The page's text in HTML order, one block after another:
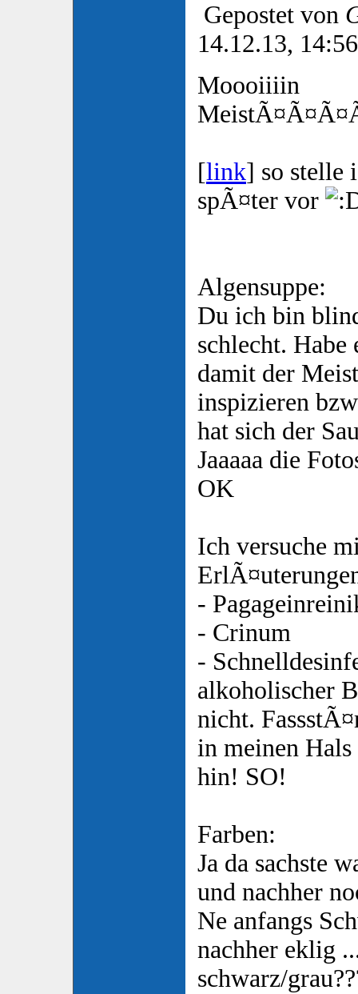
Gepostet von
14.12.13, 14:56
Moooiiiin
[link] so stelle
spÃ¤ter vor
Algensuppe:
Du ich bin
schlecht. Habe
damit der
inspizieren
hat sich der
Jaaaaa die
OK
Ich versuche
-
- Crinum
-
alkoholischer
nicht.
in meinen Hals
hin! SO!
Farben:
Ja da sachste
und nachher
Ne anfangs
nachher eklig
schwarz/